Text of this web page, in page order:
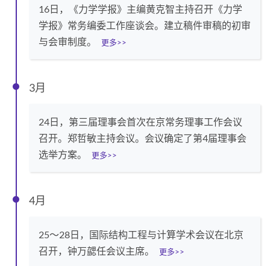
16日，《力学学报》主编黄克智主持召开《力学
学报》常务编委工作座谈会。建立稿件审稿的初审
与会审制度。
更多>>
3月
24日，第三届理事会首次在京常务理事工作会议
召开。郑哲敏主持会议。会议确定了第4届理事会
选举方案。
更多>>
4月
25～28日，国际结构工程与计算学术会议在北京
召开，钟万勰任会议主席。
更多>>